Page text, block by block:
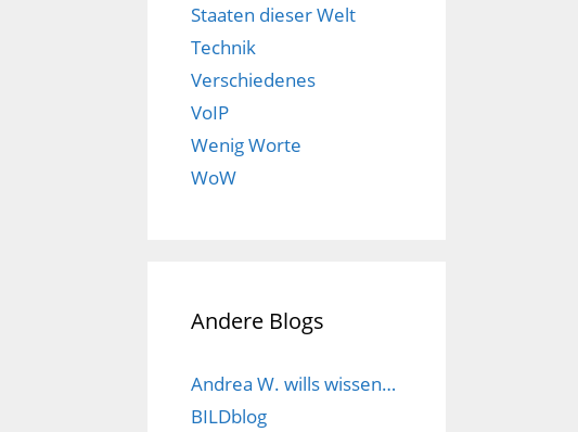
Staaten dieser Welt
Technik
Verschiedenes
VoIP
Wenig Worte
WoW
Andere Blogs
Andrea W. wills wissen…
BILDblog